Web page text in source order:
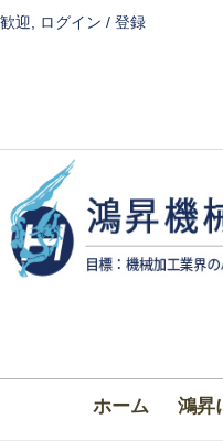
歓迎, ログイン / 登録
ホーム 鴻昇